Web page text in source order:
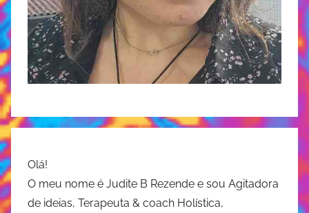
Olá!
O meu nome é Judite B Rezende e sou Agitadora
de ideias, Terapeuta & coach Holística,